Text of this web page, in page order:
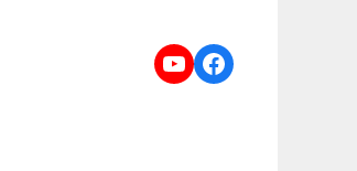
YouTube
Facebook